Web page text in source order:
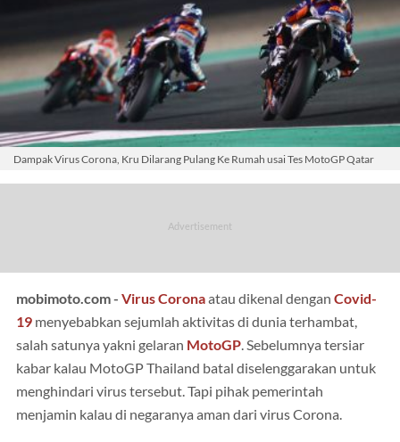
Dampak Virus Corona, Kru Dilarang Pulang Ke Rumah usai Tes MotoGP Qatar
mobimoto.com - Virus Coronaatau dikenal dengan Covid-
19 menyebabkan sejumlah aktivitas di dunia terhambat,
salah satunya yakni gelaran MotoGP. Sebelumnya tersiar
kabar kalau MotoGP Thailand batal diselenggarakan untuk
menghindari virus tersebut. Tapi pihak pemerintah
menjamin kalau di negaranya aman dari virus Corona.